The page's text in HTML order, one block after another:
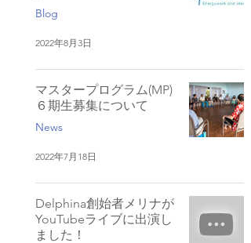
Blog
2022年8月3日
マスタープログラム(MP)
６期生募集について
News
2022年7月18日
Delphina創始者メリナが
YouTubeライブに出演し
ました！